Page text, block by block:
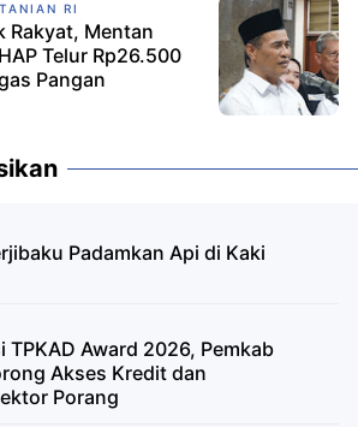
RI
Rakyat, Mentan
Telur Rp26.500
Pangan
Padamkan Api di Kaki
TPKAD Award 2026, Pemkab
Akses Kredit dan
Porang